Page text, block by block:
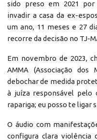
sido preso em 2021
invadir a casa da ex-
um ano, 11 meses e 27
recorre da decisão no TJ-
Em novembro de 2023,
AMMA (Associação dos
debochar de medida
à juíza responsável pelo
rapariga; eu posso te ligar
O áudio com
configura clara violência